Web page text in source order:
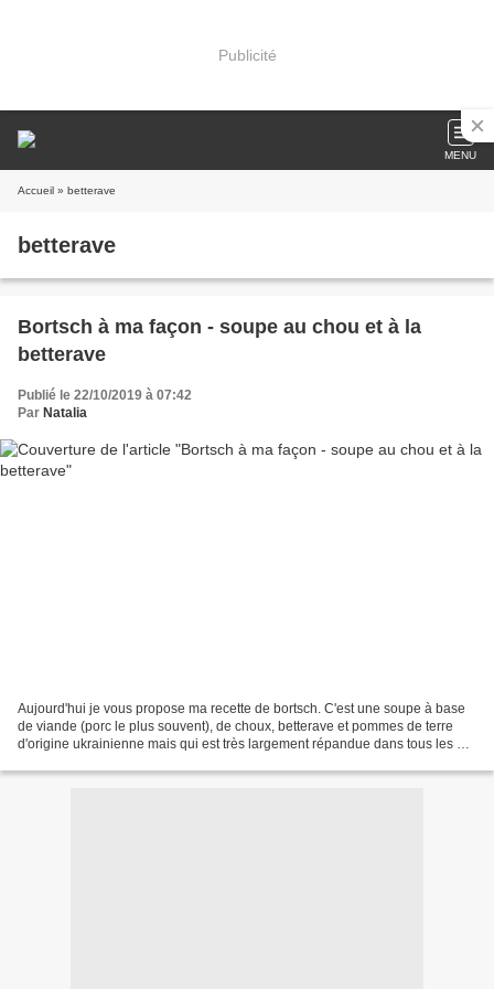
Publicité
MENU
Accueil » betterave
betterave
Bortsch à ma façon - soupe au chou et à la
betterave
Publié le 22/10/2019 à 07:42
Par Natalia
Aujourd'hui je vous propose ma recette de bortsch. C'est une soupe à base
de viande (porc le plus souvent), de choux, betterave et pommes de terre
d'origine ukrainienne mais qui est très largement répandue dans tous les ex-